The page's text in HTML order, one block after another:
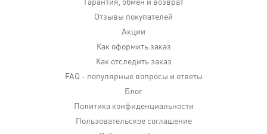
Отзывы покупателей
Акции
Как оформить заказ
Как отследить заказ
FAQ - популярные вопросы и ответы
Блог
Политика конфиденциальности
Пользовательское соглашение